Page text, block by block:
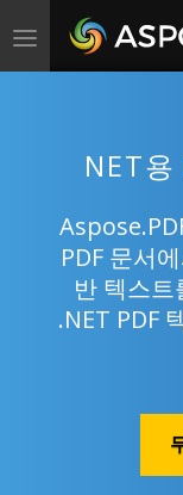
Toggle
NET
PDF 문서
반 텍스
.NET PDF